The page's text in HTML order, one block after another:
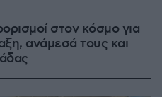
στον κόσμο για
ανάμεσά τους και